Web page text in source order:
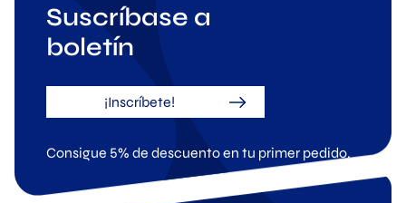
Suscríbase a
boletín
¡Inscríbete!
Consigue 5% de descuento en tu primer pedido.